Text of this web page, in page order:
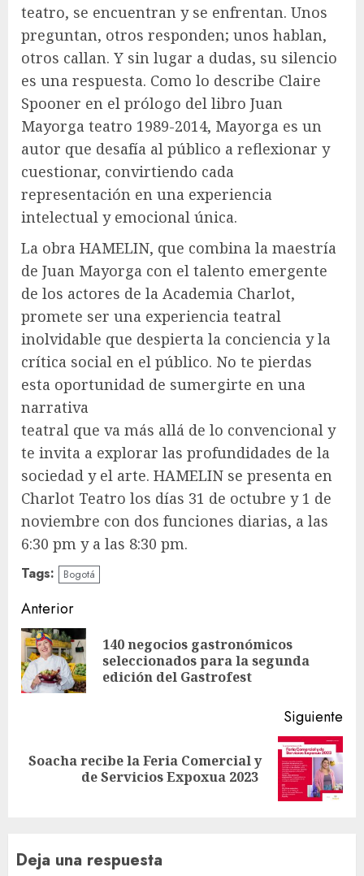
teatro, se encuentran y se enfrentan. Unos
preguntan, otros responden; unos hablan,
otros callan. Y sin lugar a dudas, su silencio
es una respuesta. Como lo describe Claire
Spooner en el prólogo del libro Juan
Mayorga teatro 1989-2014, Mayorga es un
autor que desafía al público a reflexionar y
cuestionar, convirtiendo cada
representación en una experiencia
intelectual y emocional única.
La obra HAMELIN, que combina la maestría
de Juan Mayorga con el talento emergente
de los actores de la Academia Charlot,
promete ser una experiencia teatral
inolvidable que despierta la conciencia y la
crítica social en el público. No te pierdas
esta oportunidad de sumergirte en una
narrativa
teatral que va más allá de lo convencional y
te invita a explorar las profundidades de la
sociedad y el arte. HAMELIN se presenta en
Charlot Teatro los días 31 de octubre y 1 de
noviembre con dos funciones diarias, a las
6:30 pm y a las 8:30 pm.
Tags: Bogotá
Sigue
leyendo
Anterior
140 negocios gastronómicos
seleccionados para la segunda
edición del Gastrofest
Siguiente
Siguiente
Soacha recibe la Feria Comercial y
de Servicios Expoxua 2023
Deja una respuesta